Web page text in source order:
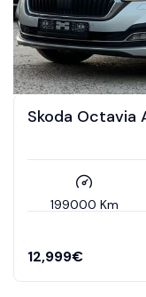
Skoda Octavia
199000 Km
12,999€